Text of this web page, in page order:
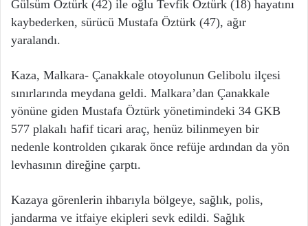
Gülsüm Öztürk (42) ile oğlu Tevfik Öztürk (18) hayatını
kaybederken, sürücü Mustafa Öztürk (47), ağır
yaralandı.
Kaza, Malkara- Çanakkale otoyolunun Gelibolu ilçesi
sınırlarında meydana geldi. Malkara’dan Çanakkale
yönüne giden Mustafa Öztürk yönetimindeki 34 GKB
577 plakalı hafif ticari araç, henüz bilinmeyen bir
nedenle kontrolden çıkarak önce refüje ardından da yön
levhasının direğine çarptı.
Kazaya görenlerin ihbarıyla bölgeye, sağlık, polis,
jandarma ve itfaiye ekipleri sevk edildi. Sağlık